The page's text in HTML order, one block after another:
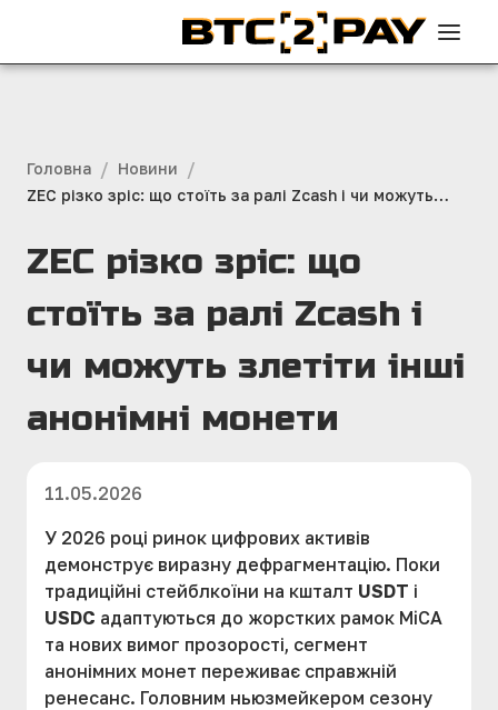
Головна / Новини /
ZEC різко зріс: що стоїть за ралі Zcash і чи можуть
ZEC різко зріс: що
стоїть за ралі Zcash і
чи можуть злетіти інші
анонімні монети
11.05.2026
У 2026 році ринок цифрових активів
демонструє виразну дефрагментацію. Поки
традиційні стейблкоїни на кшталт USDT і
USDC адаптуються до жорстких рамок MiCA
та нових вимог прозорості, сегмент
анонімних монет переживає справжній
ренесанс. Головним ньюзмейкером сезону